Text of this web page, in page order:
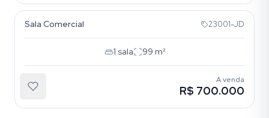
Sala Comercial 23001-JD
1 sala 99 m²
À venda
R$ 700.000